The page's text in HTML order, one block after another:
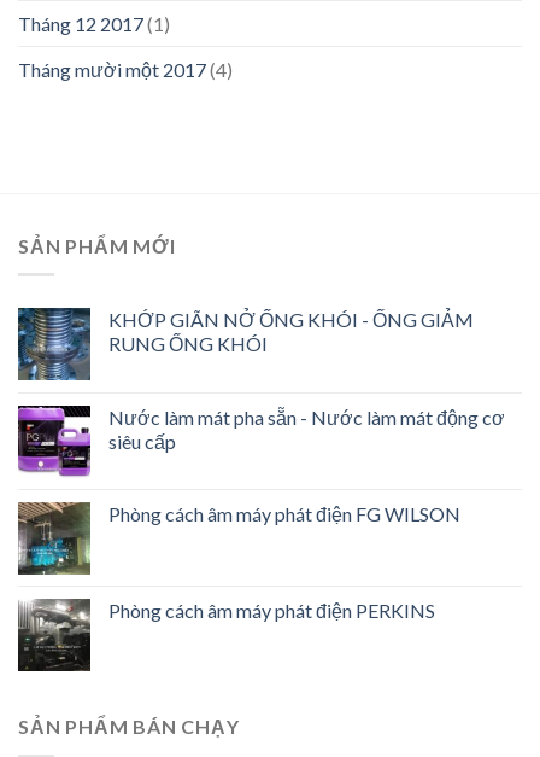
Tháng 12 2017(1)
Tháng mười một 2017(4)
SẢN PHẨM MỚI
KHỚP GIÃN NỞ ỐNG KHÓI - ỐNG GIẢM
RUNG ỐNG KHÓI
Nước làm mát pha sẵn - Nước làm mát động cơ
siêu cấp
Phòng cách âm máy phát điện FG WILSON
Phòng cách âm máy phát điện PERKINS
SẢN PHẨM BÁN CHẠY